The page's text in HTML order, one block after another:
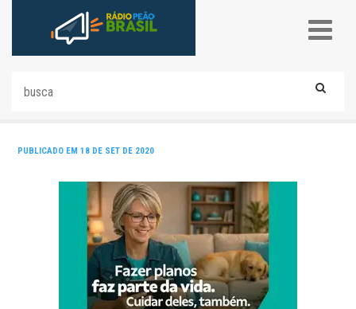
PUBLICADO EM 18 DE SET DE 2020